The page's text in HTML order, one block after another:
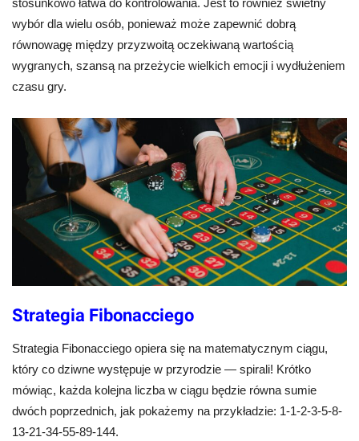
stosunkowo łatwa do kontrolowania. Jest to również świetny
wybór dla wielu osób, ponieważ może zapewnić dobrą
równowagę między przyzwoitą oczekiwaną wartością
wygranych, szansą na przeżycie wielkich emocji i wydłużeniem
czasu gry.
Strategia Fibonacciego
Strategia Fibonacciego opiera się na matematycznym ciągu,
który co dziwne występuje w przyrodzie — spirali! Krótko
mówiąc, każda kolejna liczba w ciągu będzie równa sumie
dwóch poprzednich, jak pokażemy na przykładzie: 1-1-2-3-5-8-
13-21-34-55-89-144.